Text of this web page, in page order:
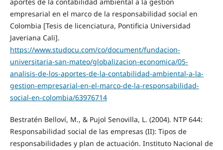
empresarial en el marco de la responsabilidad social en
Colombia [Tesis de licenciatura, Pontificia Universidad
Javeriana Cali].
https://www.studocu.com/co/document/fundacion-
universitaria-san-mateo/globalizacion-economica/05-
analisis-de-los-aportes-de-la-contabilidad-ambiental-a-la-
gestion-empresarial-en-el-marco-de-la-responsabilidad-
social-en-colombia/63976714
Bestratén Belloví, M., & Pujol Senovilla, L. (2004). NTP 644:
Responsabilidad social de las empresas (II): Tipos de
responsabilidades y plan de actuación. Instituto Nacional de